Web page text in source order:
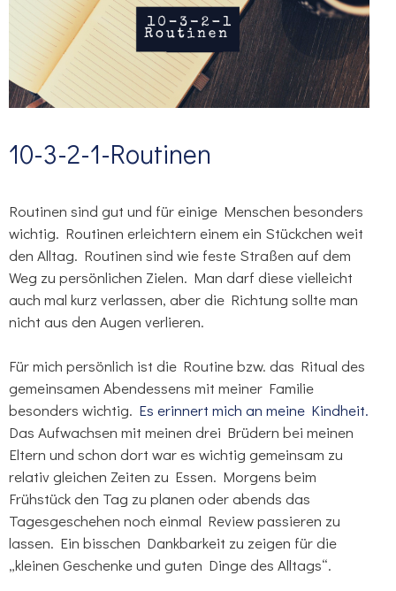
10-3-2-1-Routinen
Routinen sind gut und für einige Menschen besonders
wichtig. Routinen erleichtern einem ein Stückchen weit
den Alltag. Routinen sind wie feste Straßen auf dem
Weg zu persönlichen Zielen. Man darf diese vielleicht
auch mal kurz verlassen, aber die Richtung sollte man
nicht aus den Augen verlieren.
Für mich persönlich ist die Routine bzw. das Ritual des
gemeinsamen Abendessens mit meiner Familie
besonders wichtig. Es erinnert mich an meine Kindheit.
Das Aufwachsen mit meinen drei Brüdern bei meinen
Eltern und schon dort war es wichtig gemeinsam zu
relativ gleichen Zeiten zu Essen. Morgens beim
Frühstück den Tag zu planen oder abends das
Tagesgeschehen noch einmal Review passieren zu
lassen. Ein bisschen Dankbarkeit zu zeigen für die
„kleinen Geschenke und guten Dinge des Alltags“.